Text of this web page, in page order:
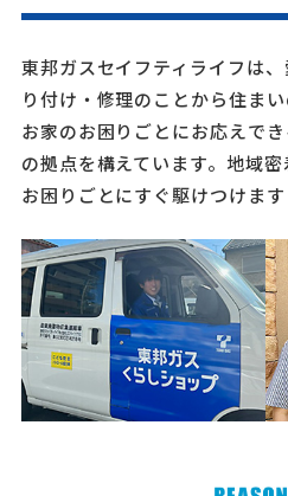
東邦ガスセイフティライフは
り付け・修理のことから住ま
お家のお困りごとにお応えで
の拠点を構えています。地域
お困りごとにすぐ駆けつけます